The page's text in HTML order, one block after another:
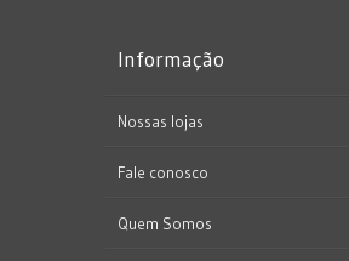
Informação
Nossas lojas
Fale conosco
Quem Somos